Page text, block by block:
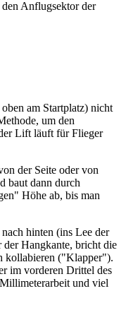
Anflugsektor der
am Startplatz) nicht
um den
Lift läuft für Flieger
der Seite oder von
baut dann durch
Höhe ab, bis man
hinten (ins Lee der
Hangkante, bricht die
kollabieren ("Klapper").
im vorderen Drittel des
und viel